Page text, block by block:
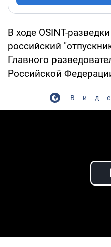
В ходе OSINT-
российский
Главного
Российской